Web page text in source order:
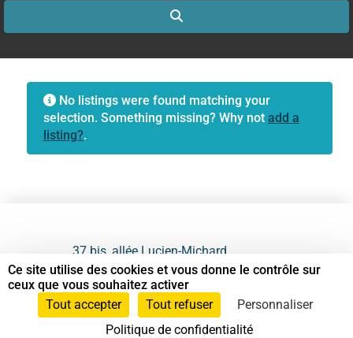
No listings were found matching your
selection. Something missing? Why not add a
listing?.
37 bis, allée Lucien-Michard
93190 Livry-Gargan
06 61 87 28 09
Ce site utilise des cookies et vous donne le contrôle sur
ceux que vous souhaitez activer
Tout accepter
Tout refuser
Personnaliser
Politique de confidentialité